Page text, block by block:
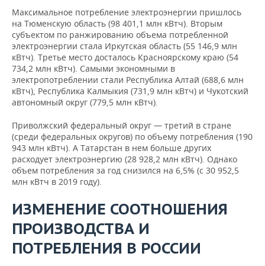
Ульяновская
область
1
082,61
1
088,18
1
084,18
Уральский
федеральный
округ
40
181,7
39
876,1
232,4
область
Свердловская
область
10
756,1
10
654,15
10
670,65
Тюменская
Ханты-
Мансийский
автономный
округ - Югра
15
546,8
15
484,37
г.Севастополь
2
680,2
2
891,0
827,4 -7,3%
Северо-
Кавказский
федеральный
округ
20
072,7
20
724,1
25
Республика
3
4
Республика
Ингушетия
0,0 0,0 0,0
Кабардино-
Республика
Карачаево-
Черкесская
Республика
1
072,6
200,1
310,1
Смоленская
область
6
454,4
6
330,7
6
377,5
Тамбовская
область
3
544,0
3
713,0
3
606,2
Тверская область
7
Тульская область
10
282,8
10
298,7
10
035,3
-0,2%
Ярославская
область
8
8
8
-3,3%
г.Москва
52
706,2
56
642,2
56
698,8
Северо-Западный
федеральный
110
113
114
Максимальное потребление электроэнергии пришлось
на Тюменскую область (98 401,1 млн кВтч). Вторым
субъектом по ранжированию объема потребленной
электроэнергии стала Иркутская область (55 146,9 млн
кВтч). Третье место досталось Красноярскому краю (54
734,2 млн кВтч). Самыми экономными в
электропотреблении стали Республика Алтай (688,6 млн
кВтч), Республика Калмыкия (731,9 млн кВтч) и Чукотский
автономный округ (779,5 млн кВтч).
Приволжский федеральный округ — третий в стране
(среди федеральных округов) по объему потребления (190
943 млн кВтч). А Татарстан в нем больше других
расходует электроэнергию (28 928,2 млн кВтч). Однако
объем потребления за год снизился на 6,5% (с 30 952,5
млн кВтч в 2019 году).
ИЗМЕНЕНИЕ СООТНОШЕНИЯ
ПРОИЗВОДСТВА И
ПОТРЕБЛЕНИЯ В РОССИИ